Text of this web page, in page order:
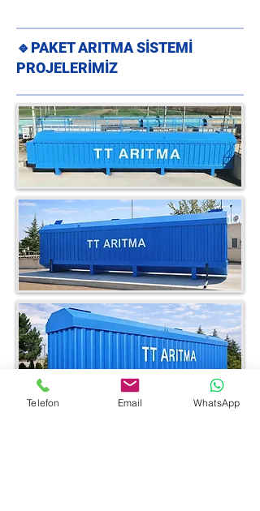
🔹PAKET ARITMA SİSTEMİ
PROJELERİMİZ
Telefon Email WhatsApp